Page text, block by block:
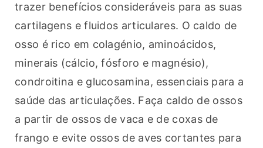
trazer benefícios consideráveis para as suas
cartilagens e fluidos articulares. O caldo de
osso é rico em colagénio, aminoácidos,
minerais (cálcio, fósforo e magnésio),
condroitina e glucosamina, essenciais para a
saúde das articulações. Faça caldo de ossos
a partir de ossos de vaca e de coxas de
frango e evite ossos de aves cortantes para